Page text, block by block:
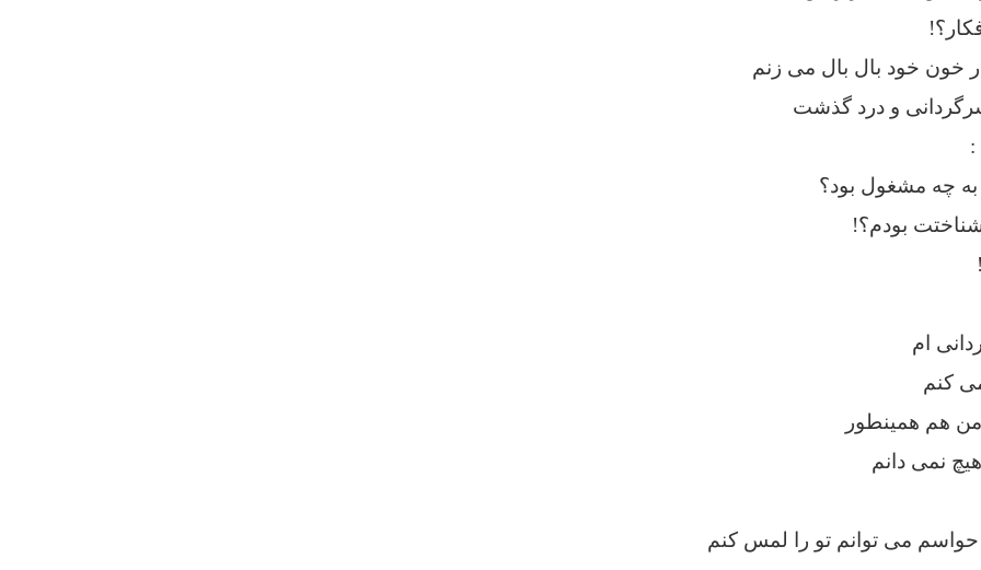
خون خود بال بال می زنم
و درد گذشت
:
چه مشغول بود؟
بودم؟!
ام
کنم
هم همینطور
نمی دانم
حواسم می توانم تو را لمس کنم